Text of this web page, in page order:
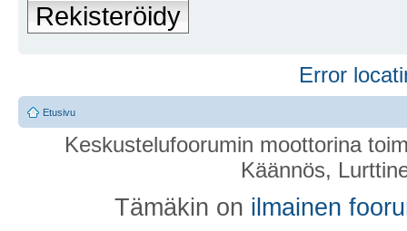
Rekisteröidy
Error
Etusivu
Keskustelufoorumin moottorina
Käännös,
Tämäkin on ilmainen